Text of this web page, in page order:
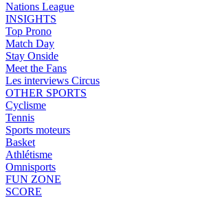
Nations League
INSIGHTS
Top Prono
Match Day
Stay Onside
Meet the Fans
Les interviews Circus
OTHER SPORTS
Cyclisme
Tennis
Sports moteurs
Basket
Athlétisme
Omnisports
FUN ZONE
SCORE